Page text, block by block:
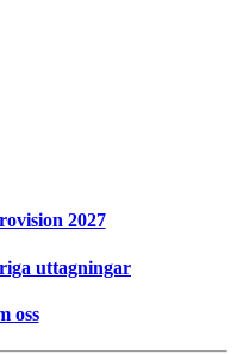
2027
uttagningar
oss